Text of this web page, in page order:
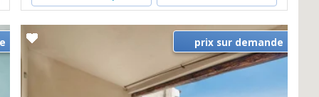
prix sur demande